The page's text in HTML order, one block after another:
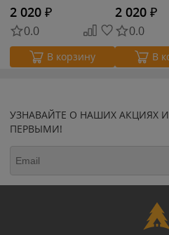
2 020 ₽
0.0
В корзину
2 020 ₽
0.0
В
УЗНАВАЙТЕ О НАШИХ АКЦИЯХ
ПЕРВЫМИ!